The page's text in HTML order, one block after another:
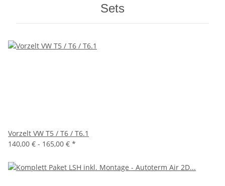
Sets
Vorzelt VW T5 / T6 / T6.1
140,00 € - 165,00 € *